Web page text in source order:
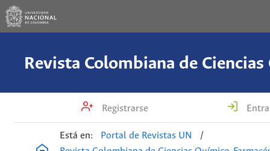
Registrarse
Está en: Portal de Revistas UN
/